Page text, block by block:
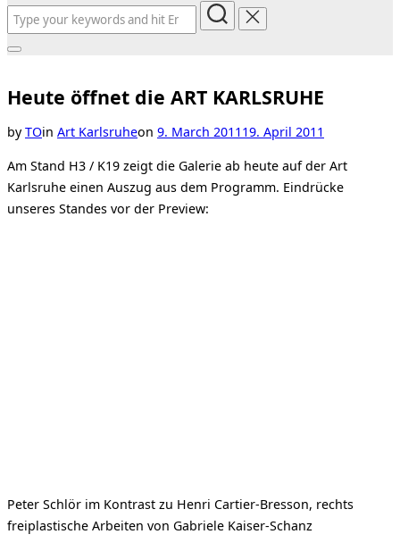
Search
for:
Toggle
&
navigation
Heute öffnet die ART KARLSRUHE
byTOin Art Karlsruheon Posted
9. March 2011 19. April 2011
Am Stand H3 / K19 zeigt die Galerie ab heute auf der Art
Karlsruhe einen Auszug aus dem Programm. Eindrücke
unseres Standes vor der Preview:
Peter Schlör im Kontrast zu Henri Cartier-Bresson, rechts
freiplastische Arbeiten von Gabriele Kaiser-Schanz